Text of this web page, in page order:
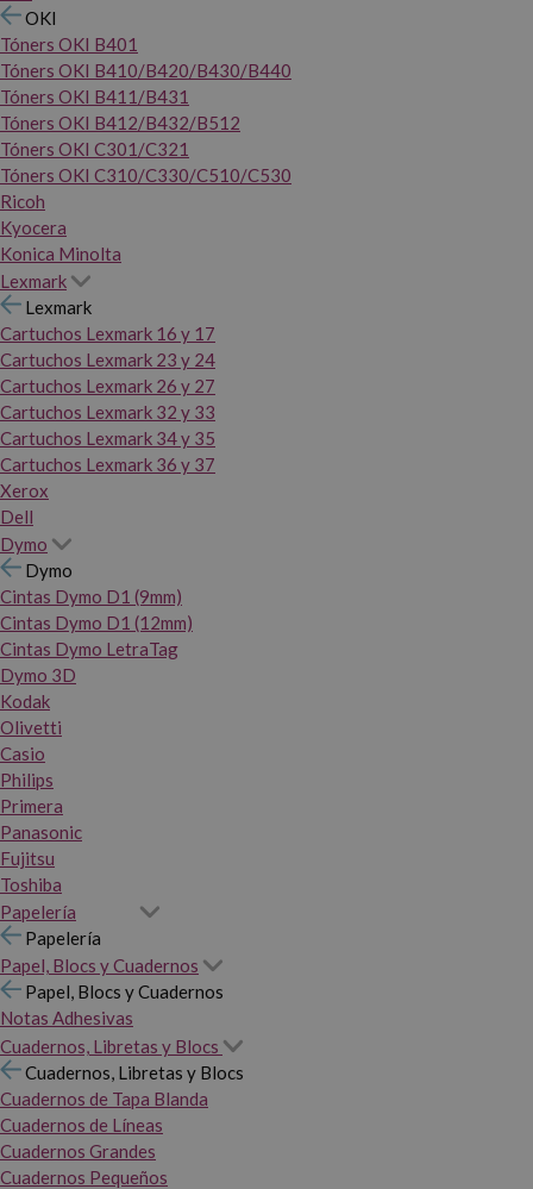
OKI
Tóners OKI B401
Tóners OKI B410/B420/B430/B440
Tóners OKI B411/B431
Tóners OKI B412/B432/B512
Tóners OKI C301/C321
Tóners OKI C310/C330/C510/C530
Ricoh
Kyocera
Konica Minolta
Lexmark
Lexmark
Cartuchos Lexmark 16 y 17
Cartuchos Lexmark 23 y 24
Cartuchos Lexmark 26 y 27
Cartuchos Lexmark 32 y 33
Cartuchos Lexmark 34 y 35
Cartuchos Lexmark 36 y 37
Xerox
Dell
Dymo
Dymo
Cintas Dymo D1 (9mm)
Cintas Dymo D1 (12mm)
Cintas Dymo LetraTag
Dymo 3D
Kodak
Olivetti
Casio
Philips
Primera
Panasonic
Fujitsu
Toshiba
Papelería
Papelería
Papel, Blocs y Cuadernos
Papel, Blocs y Cuadernos
Notas Adhesivas
Cuadernos, Libretas y Blocs
Cuadernos, Libretas y Blocs
Cuadernos de Tapa Blanda
Cuadernos de Líneas
Cuadernos Grandes
Cuadernos Pequeños